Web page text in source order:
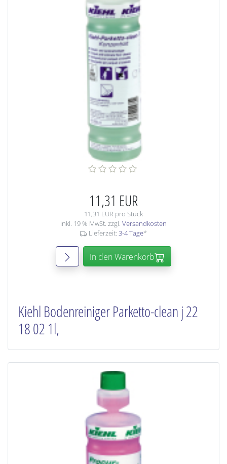
11,31 EUR
11,31 EUR pro Stück
inkl. 19 % MwSt. zzgl. Versandkosten
Lieferzeit: 3-4 Tage*
In den Warenkorb
Kiehl Bodenreiniger Parketto-clean j 22
18 02 1l,